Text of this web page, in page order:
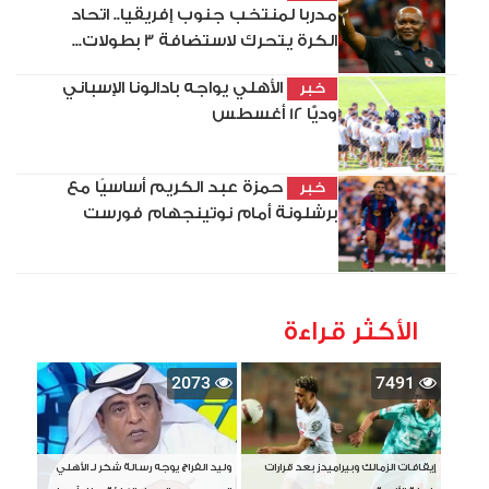
مدربا لمنتخب جنوب إفريقيا.. اتحاد
الكرة يتحرك لاستضافة 3 بطولات...
خبر
الأهلي يواجه بادالونا الإسباني
وديًّا 12 أغسطس
خبر
حمزة عبد الكريم أساسيًا مع
برشلونة أمام نوتينجهام فورست
الأكثر قراءة
7491
إيقافات الزمالك وبيراميدز بعد قرارات
2073
وليد الفراج يوجه رسالة شكر لـ الأهلي